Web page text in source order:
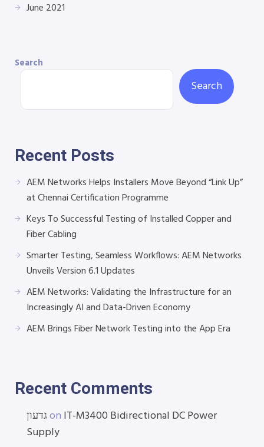
June 2021
Search
Search
Recent Posts
AEM Networks Helps Installers Move Beyond “Link Up”
at Chennai Certification Programme
Keys To Successful Testing of Installed Copper and
Fiber Cabling
Smarter Testing, Seamless Workflows: AEM Networks
Unveils Version 6.1 Updates
AEM Networks: Validating the Infrastructure for an
Increasingly AI and Data-Driven Economy
AEM Brings Fiber Network Testing into the App Era
Recent Comments
גדעוןon IT-M3400 Bidirectional DC Power
Supply